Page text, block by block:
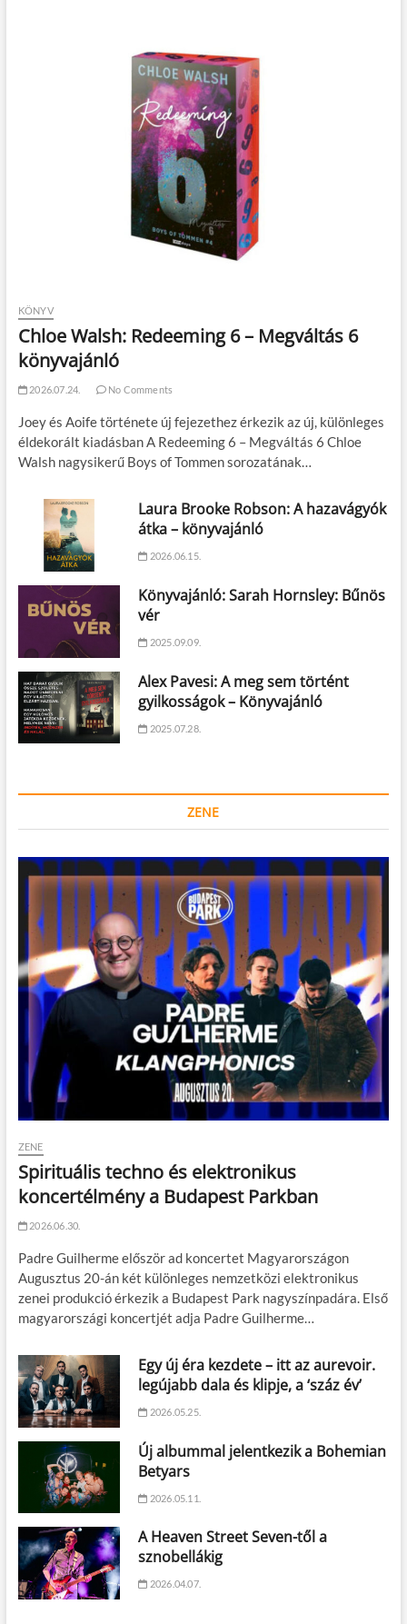
KÖNYV
Chloe Walsh: Redeeming 6 – Megváltás 6
könyvajánló
2026.07.24. No Comments
Joey és Aoife története új fejezethez érkezik az új, különleges
éldekorált kiadásban A Redeeming 6 – Megváltás 6 Chloe
Walsh nagysikerű Boys of Tommen sorozatának…
Laura Brooke Robson: A hazavágyók
átka – könyvajánló
2026.06.15.
Könyvajánló: Sarah Hornsley: Bűnös
vér
2025.09.09.
Alex Pavesi: A meg sem történt
gyilkosságok – Könyvajánló
2025.07.28.
ZENE
ZENE
Spirituális techno és elektronikus
koncertélmény a Budapest Parkban
2026.06.30.
Padre Guilherme először ad koncertet Magyarországon
Augusztus 20-án két különleges nemzetközi elektronikus
zenei produkció érkezik a Budapest Park nagyszínpadára. Első
magyarországi koncertjét adja Padre Guilherme…
Egy új éra kezdete – itt az aurevoir.
legújabb dala és klipje, a ‘száz év’
2026.05.25.
Új albummal jelentkezik a Bohemian
Betyars
2026.05.11.
A Heaven Street Seven-től a
sznobellákig
2026.04.07.